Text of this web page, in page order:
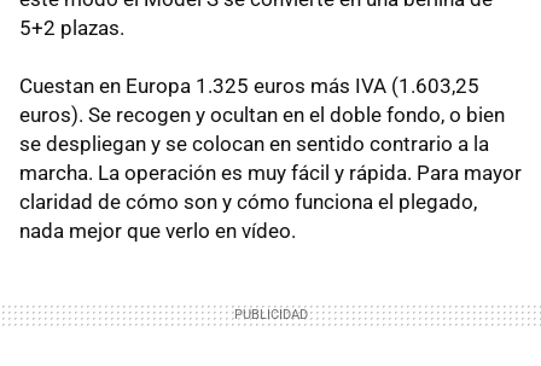
5+2 plazas.
Cuestan en Europa 1.325 euros más IVA (1.603,25
euros). Se recogen y ocultan en el doble fondo, o bien
se despliegan y se colocan en sentido contrario a la
marcha. La operación es muy fácil y rápida. Para mayor
claridad de cómo son y cómo funciona el plegado,
nada mejor que verlo en vídeo.